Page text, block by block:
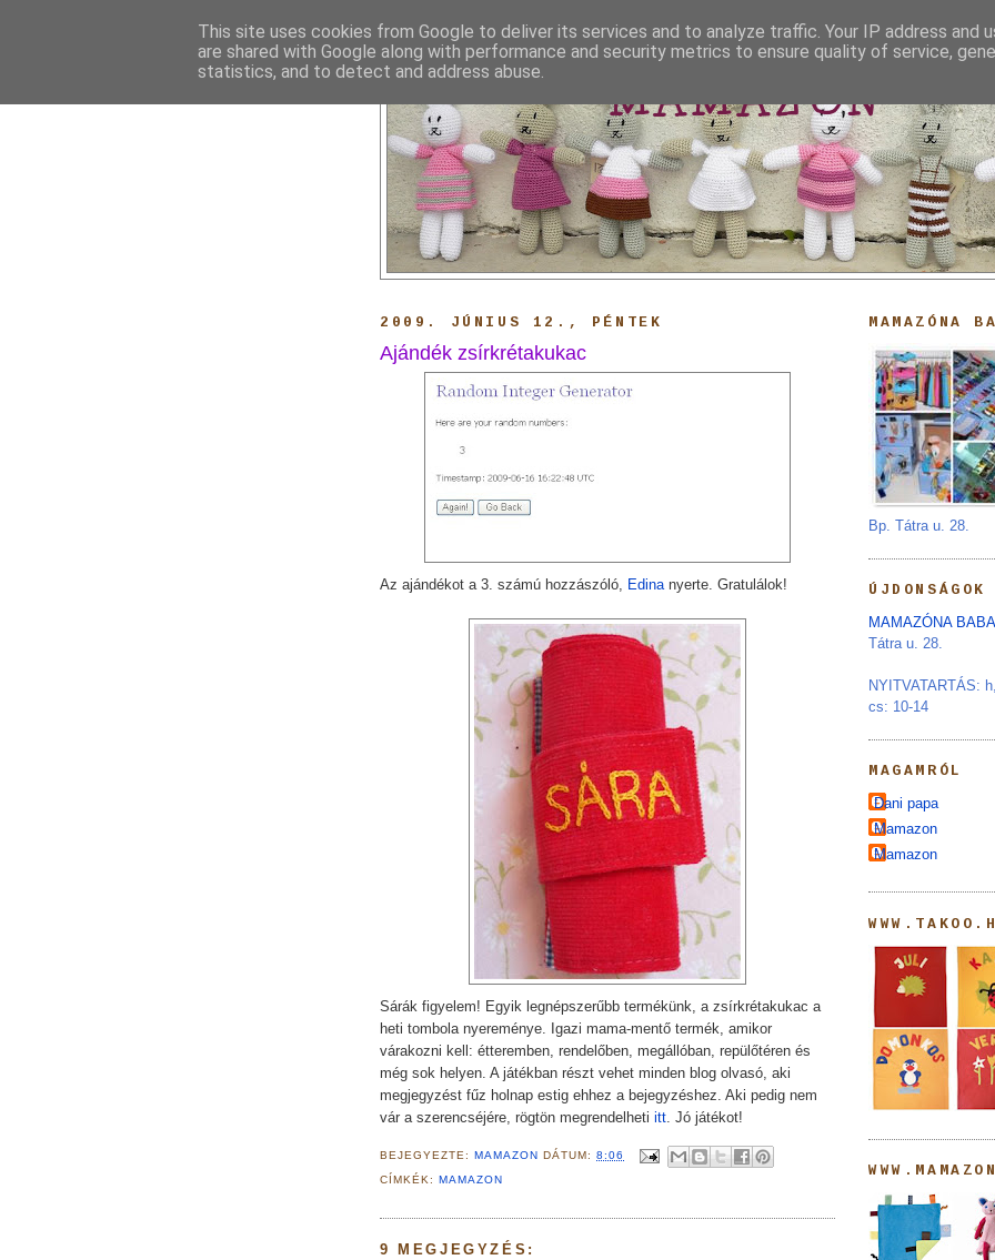
MAMAZON
2009. JÚNIUS 12., PÉNTEK
Ajándék zsírkrétakukac
Az ajándékot a 3. számú hozzászóló, Edina nyerte. Gratulálok!
Sárák figyelem! Egyik legnépszerűbb termékünk, a zsírkrétakukac a
heti tombola nyereménye. Igazi mama-mentő termék, amikor
várakozni kell: étteremben, rendelőben, megállóban, repülőtéren és
még sok helyen. A játékban részt vehet minden blog olvasó, aki
megjegyzést fűz holnap estig ehhez a bejegyzéshez. Aki pedig nem
vár a szerencséjére, rögtön megrendelheti itt. Jó játékot!
BEJEGYEZTE:MAMAZON DÁTUM:8:06
CÍMKÉK:MAMAZON
9 MEGJEGYZÉS:
MAMAZÓNA
Bp. Tátra u. 28.
ÚJDONSÁGOK
MAMAZÓNA
Tátra u. 28.
NYITVATARTÁS:
cs: 10-14
MAGAMRÓL
Dani papa
Mamazon
Mamazon
This site uses cookies from Google to deliver its services and to analyze traffic. Your IP address and
are shared with Google along with performance and security metrics to ensure quality of service,
statistics, and to detect and address abuse.